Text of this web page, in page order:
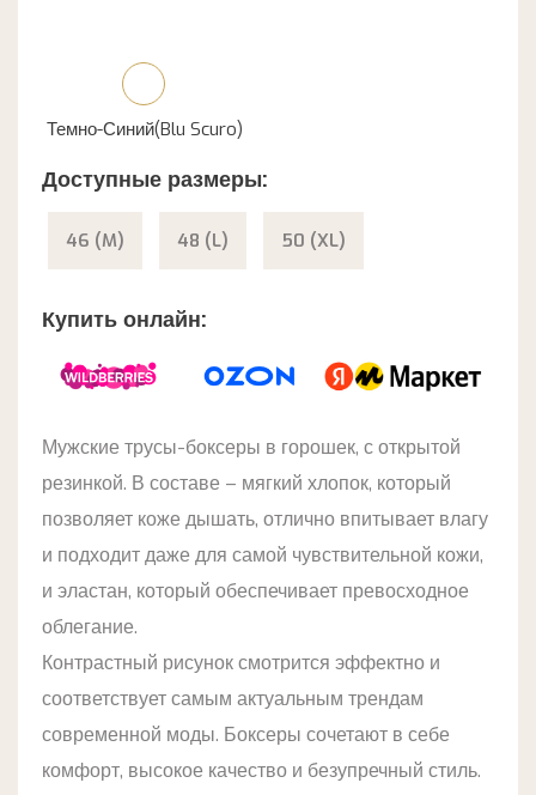
Темно-Синий(Blu Scuro)
Доступные размеры:
46 (M) 48 (L) 50 (XL)
Купить онлайн:
Мужские трусы-боксеры в горошек, с открытой
резинкой. В составе – мягкий хлопок, который
позволяет коже дышать, отлично впитывает влагу
и подходит даже для самой чувствительной кожи,
и эластан, который обеспечивает превосходное
облегание.
Контрастный рисунок смотрится эффектно и
соответствует самым актуальным трендам
современной моды. Боксеры сочетают в себе
комфорт, высокое качество и безупречный стиль.